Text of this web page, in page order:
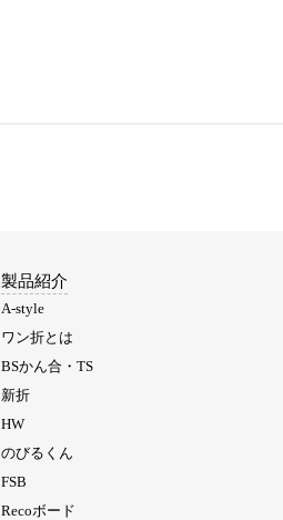
製品紹介
A-style
ワン折とは
BSかん合・TS
新折
HW
のびるくん
FSB
Recoボード